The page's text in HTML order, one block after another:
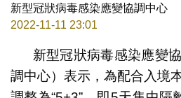
新型冠狀病毒感染應變協調中心
2022-11-11 23:01
新型冠狀病毒感染應變
調中心）表示，為配合入境